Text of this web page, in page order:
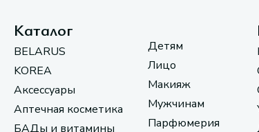
Каталог
BELARUS
KOREA
Аксессуары
Аптечная косметика
БАДы и витамины
Детям
Лицо
Макияж
Мужчинам
Парфюмерия